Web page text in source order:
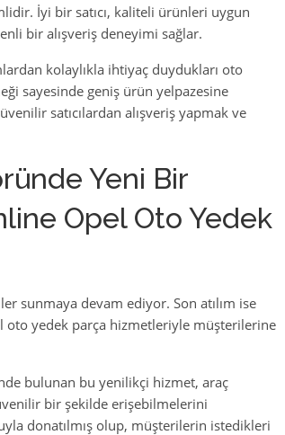
İyi bir satıcı, kaliteli ürünleri uygun
bir alışveriş deneyimi sağlar.
kolaylıkla ihtiyaç duydukları oto
sayesinde geniş ürün yelpazesine
satıcılardan alışveriş yapmak ve
Yeni Bir
Opel Oto Yedek
sunmaya devam ediyor. Son atılım ise
oto yedek parça hizmetleriyle müşterilerine
bulunan bu yenilikçi hizmet, araç
bir şekilde erişebilmelerini
donatılmış olup, müşterilerin istedikleri